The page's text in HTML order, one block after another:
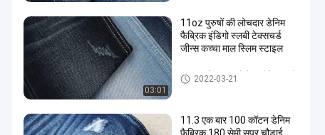
03:01
11oz पुरुषों की लोचदार डेनिम
फैब्रिक इंडिगो स्लबी टेक्सचर्ड
जीन्स कच्चा माल स्लिम स्टाइल
कॉटन पॉलिएस्टर स्पैन्डेक्स डेनिम कपड़े
2022-03-21
11.3 एक बार 100 कॉटन डेनिम